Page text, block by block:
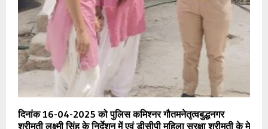
दिनांक 16-04-2025 को पुलिस कमिश्नर गौतमनेतृत्वबुद्धनगर
श्रीमती लक्ष्मी सिंह के निर्देशन में एवं डीसीपी महिला सुरक्षा श्रीमती के मे